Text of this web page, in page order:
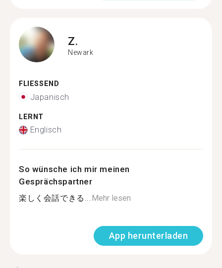
Z.
Newark
FLIESSEND
Japanisch
LERNT
Englisch
So wünsche ich mir meinen
Gesprächspartner
楽しく会話できる...Mehr lesen
App herunterladen